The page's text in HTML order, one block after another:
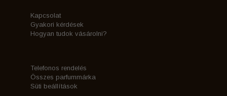
Kapcsolat
Gyakori kérdések
Hogyan tudok vásárolni?
Telefonos rendelés
Összes parfummárka
Süti beállítások